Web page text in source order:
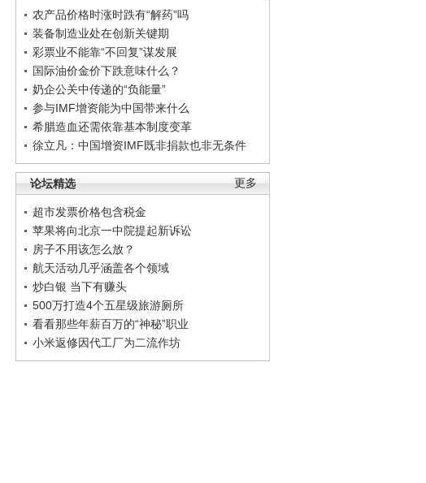
农产品价格时涨时跌有“解药”吗
装备制造业处在创新关键期
彩票业不能靠“不回复”谋发展
国际油价金价下跌意味什么？
奶企公关中传递的“负能量”
参与IMF增资能为中国带来什么
希腊造血还需依靠基本制度变革
徐立凡：中国增资IMF既非捐款也非无条件
更多
论坛精选
超市发票价格包含税金
苹果将向北京一中院提起新诉讼
房子不用该怎么放？
航天活动几乎涵盖各个领域
炒白银 当下有赚头
500万打造4个五星级旅游厕所
看看那些年薪百万的“神秘”职业
小米返修因代工厂为二流作坊